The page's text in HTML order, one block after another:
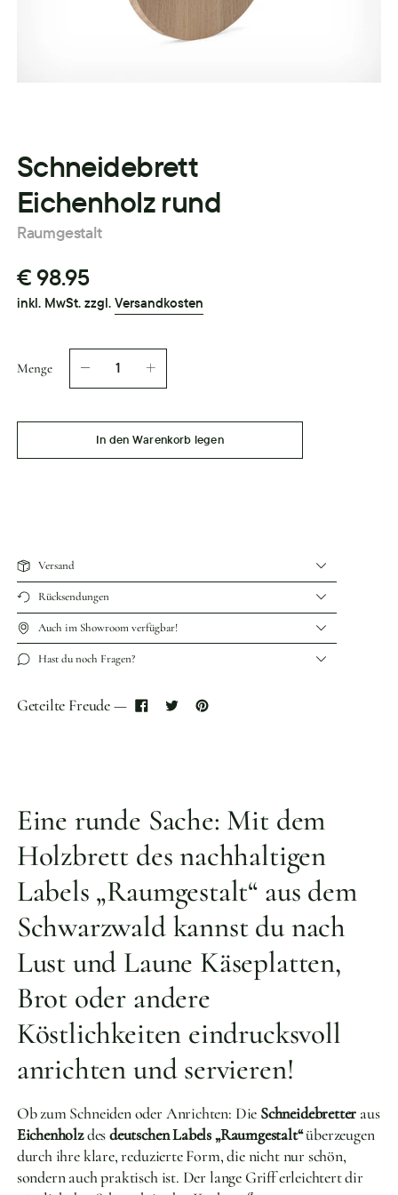
Schneidebrett
Eichenholz rund
Raumgestalt
€ 98.95
inkl. MwSt. zzgl.Versandkosten
Menge
In den Warenkorb legen
Versand
Rücksendungen
Auch im Showroom verfügbar!
Hast du noch Fragen?
Geteilte Freude —
Eine runde Sache: Mit dem
Holzbrett des nachhaltigen
Labels „Raumgestalt“ aus dem
Schwarzwald kannst du nach
Lust und Laune Käseplatten,
Brot oder andere
Köstlichkeiten eindrucksvoll
anrichten und servieren!
Ob zum Schneiden oder Anrichten: Die Schneidebretter aus
Eichenholzdesdeutschen Labels „Raumgestalt“überzeugen
durch ihre klare, reduzierte Form, die nicht nur schön,
sondern auch praktisch ist. Der lange Griff erleichtert dir